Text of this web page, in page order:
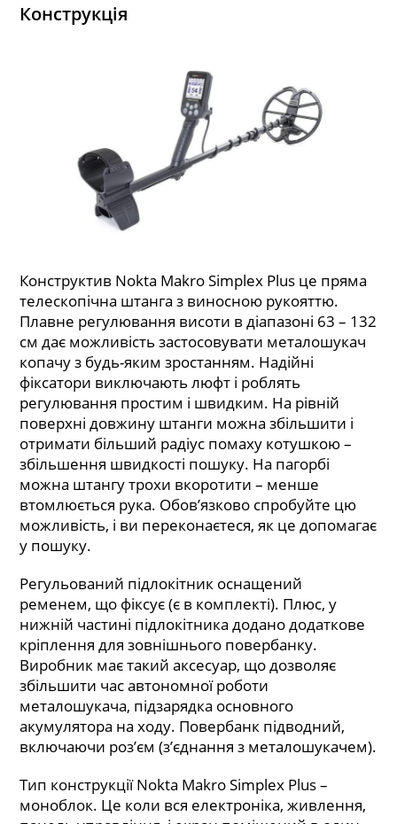
Конструкція
Конструктив Nokta Makro Simplex Plus це пряма
телескопічна штанга з виносною рукояттю.
Плавне регулювання висоти в діапазоні 63 – 132
см дає можливість застосовувати металошукач
копачу з будь-яким зростанням. Надійні
фіксатори виключають люфт і роблять
регулювання простим і швидким. На рівній
поверхні довжину штанги можна збільшити і
отримати більший радіус помаху котушкою –
збільшення швидкості пошуку. На пагорбі
можна штангу трохи вкоротити – менше
втомлюється рука. Обов’язково спробуйте цю
можливість, і ви переконаєтеся, як це допомагає
у пошуку.
Регульований підлокітник оснащений
ременем, що фіксує (є в комплекті). Плюс, у
нижній частині підлокітника додано додаткове
кріплення для зовнішнього повербанку.
Виробник має такий аксесуар, що дозволяє
збільшити час автономної роботи
металошукача, підзарядка основного
акумулятора на ходу. Повербанк підводний,
включаючи роз’єм (з’єднання з металошукачем).
Тип конструкції Nokta Makro Simplex Plus –
моноблок. Це коли вся електроніка, живлення,